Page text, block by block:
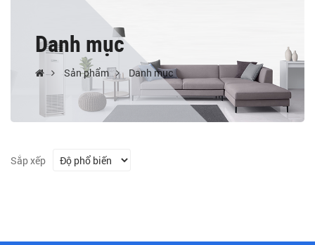
Danh mục
Sản phẩm Danh mục
Sắp xếp